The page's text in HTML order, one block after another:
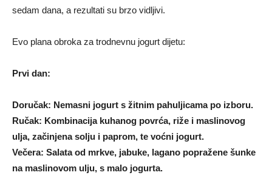
sedam dana, a rezultati su brzo vidljivi.
Evo plana obroka za trodnevnu jogurt dijetu:
Prvi dan:
Doručak: Nemasni jogurt s žitnim pahuljicama po izboru.
Ručak: Kombinacija kuhanog povrća, riže i maslinovog
ulja, začinjena solju i paprom, te voćni jogurt.
Večera: Salata od mrkve, jabuke, lagano popražene šunke
na maslinovom ulju, s malo jogurta.